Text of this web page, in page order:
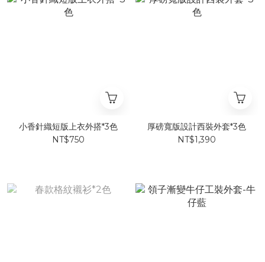
小香針織短版上衣外搭*3色
NT$750
厚磅寬版設計西裝外套*3色
NT$1,390